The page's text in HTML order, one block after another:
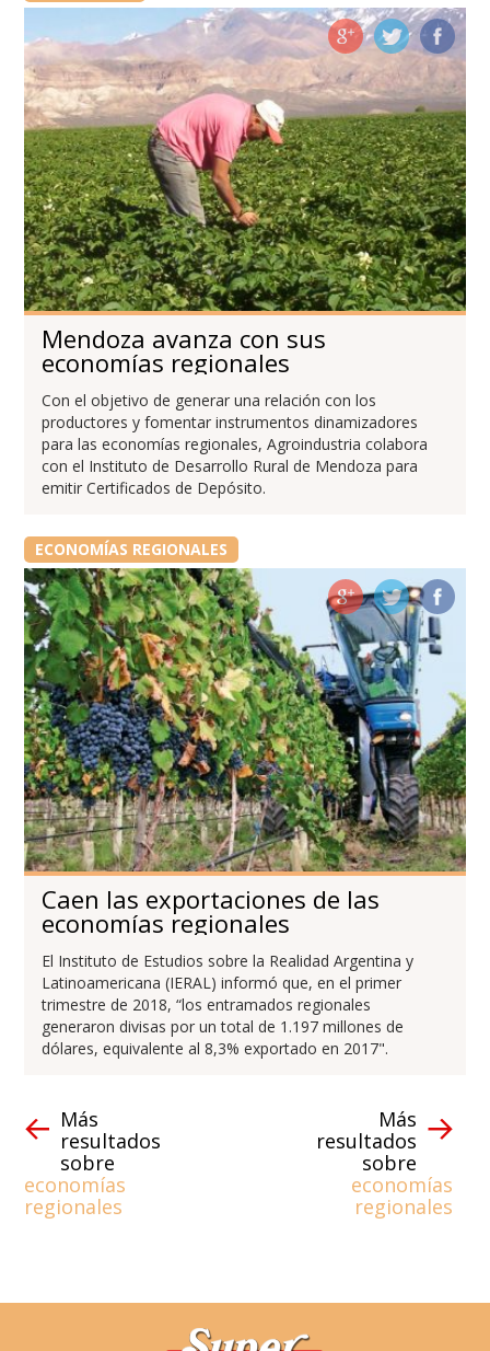
Mendoza avanza con sus
economías regionales
Con el objetivo de generar una relación con los
productores y fomentar instrumentos dinamizadores
para las economías regionales, Agroindustria colabora
con el Instituto de Desarrollo Rural de Mendoza para
emitir Certificados de Depósito.
ECONOMÍAS REGIONALES
Caen las exportaciones de las
economías regionales
El Instituto de Estudios sobre la Realidad Argentina y
Latinoamericana (IERAL) informó que, en el primer
trimestre de 2018, “los entramados regionales
generaron divisas por un total de 1.197 millones de
dólares, equivalente al 8,3% exportado en 2017".
Más
resultados
sobre
economías
regionales
Más
resultados
sobre
economías
regionales